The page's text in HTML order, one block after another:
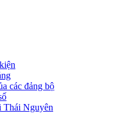
các đảng bộ
Thái Nguyên